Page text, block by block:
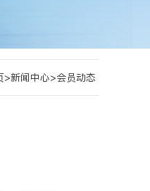
>新闻中心>会员动态